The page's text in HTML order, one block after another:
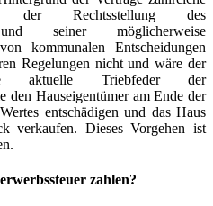
Rechtsstellung des
seiner möglicherweise
kommunalen Entscheidungen
Regelungen nicht und wäre der
aktuelle Triebfeder der
den Hauseigentümer am Ende der
entschädigen und das Haus
verkaufen. Dieses Vorgehen ist
zahlen?